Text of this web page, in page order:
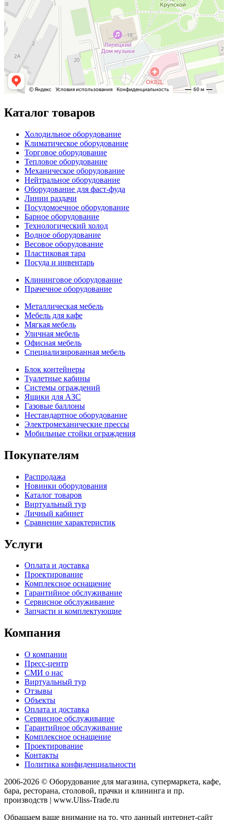
Каталог товаров
Холодильное оборудование
Климатическое оборудование
Торговое оборудование
Тепловое оборудование
Механическое оборудование
Нейтральное оборудование
Оборудование для фаст-фуда
Линии раздачи
Посудомоечное оборудование
Барное оборудование
Технологический холод
Водное оборудование
Весовое оборудование
Пластиковая тара
Посуда и инвентарь
Клининговое оборудование
Прачечное оборудование
Металлическая мебель
Мебель для кафе
Мягкая мебель
Уличная мебель
Офисная мебель
Специализированная мебель
Блок контейнеры
Туалетные кабины
Системы ограждений
Ящики для АЗС
Газовые баллоны
Нестандартное оборудование
Электромеханические прессы
Мобильные стойки ограждения
Покупателям
Распродажа
Новинки оборудования
Каталог товаров
Виртуальный тур
Личный кабинет
Сравнение характеристик
Услуги
Оплата и доставка
Проектирование
Комплексное оснащение
Гарантийное обслуживание
Сервисное обслуживание
Запчасти и комплектующие
Компания
О компании
Пресс-центр
СМИ о нас
Виртуальный тур
Отзывы
Объекты
Оплата и доставка
Сервисное обслуживание
Гарантийное обслуживание
Комплексное оснащение
Проектирование
Контакты
Политика конфиденциальности
2006-2026 © Оборудование для магазина, супермаркета, кафе,
бара, ресторана, столовой, прачки и клининга и пр.
производств | www.Uliss-Trade.ru
Обращаем ваше внимание на то, что данный интернет-сайт